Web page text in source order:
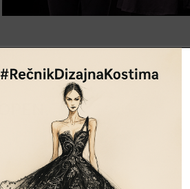
OF THE CLASS OF 2026/27 »